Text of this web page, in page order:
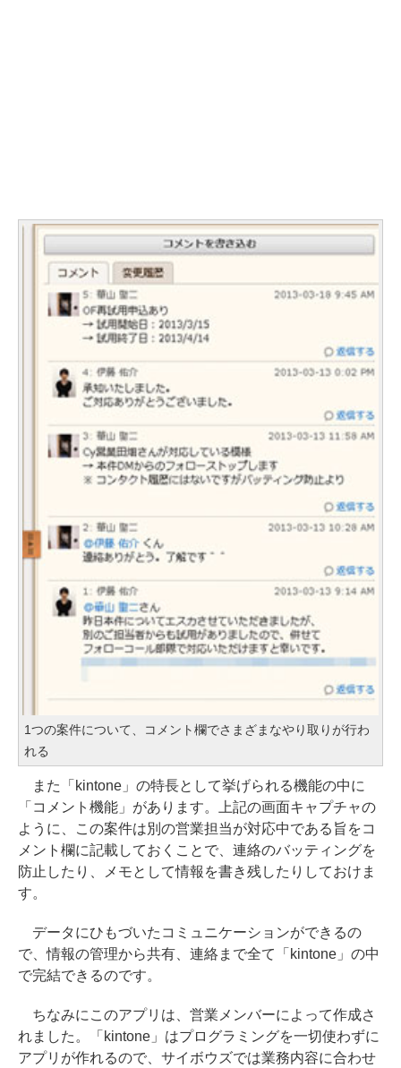
1つの案件について、コメント欄でさまざまなやり取りが行わ
れる
また「kintone」の特長として挙げられる機能の中に
「コメント機能」があります。上記の画面キャプチャの
ように、この案件は別の営業担当が対応中である旨をコ
メント欄に記載しておくことで、連絡のバッティングを
防止したり、メモとして情報を書き残したりしておけま
す。
データにひもづいたコミュニケーションができるの
で、情報の管理から共有、連絡まで全て「kintone」の中
で完結できるのです。
ちなみにこのアプリは、営業メンバーによって作成さ
れました。「kintone」はプログラミングを一切使わずに
アプリが作れるので、サイボウズでは業務内容に合わせ